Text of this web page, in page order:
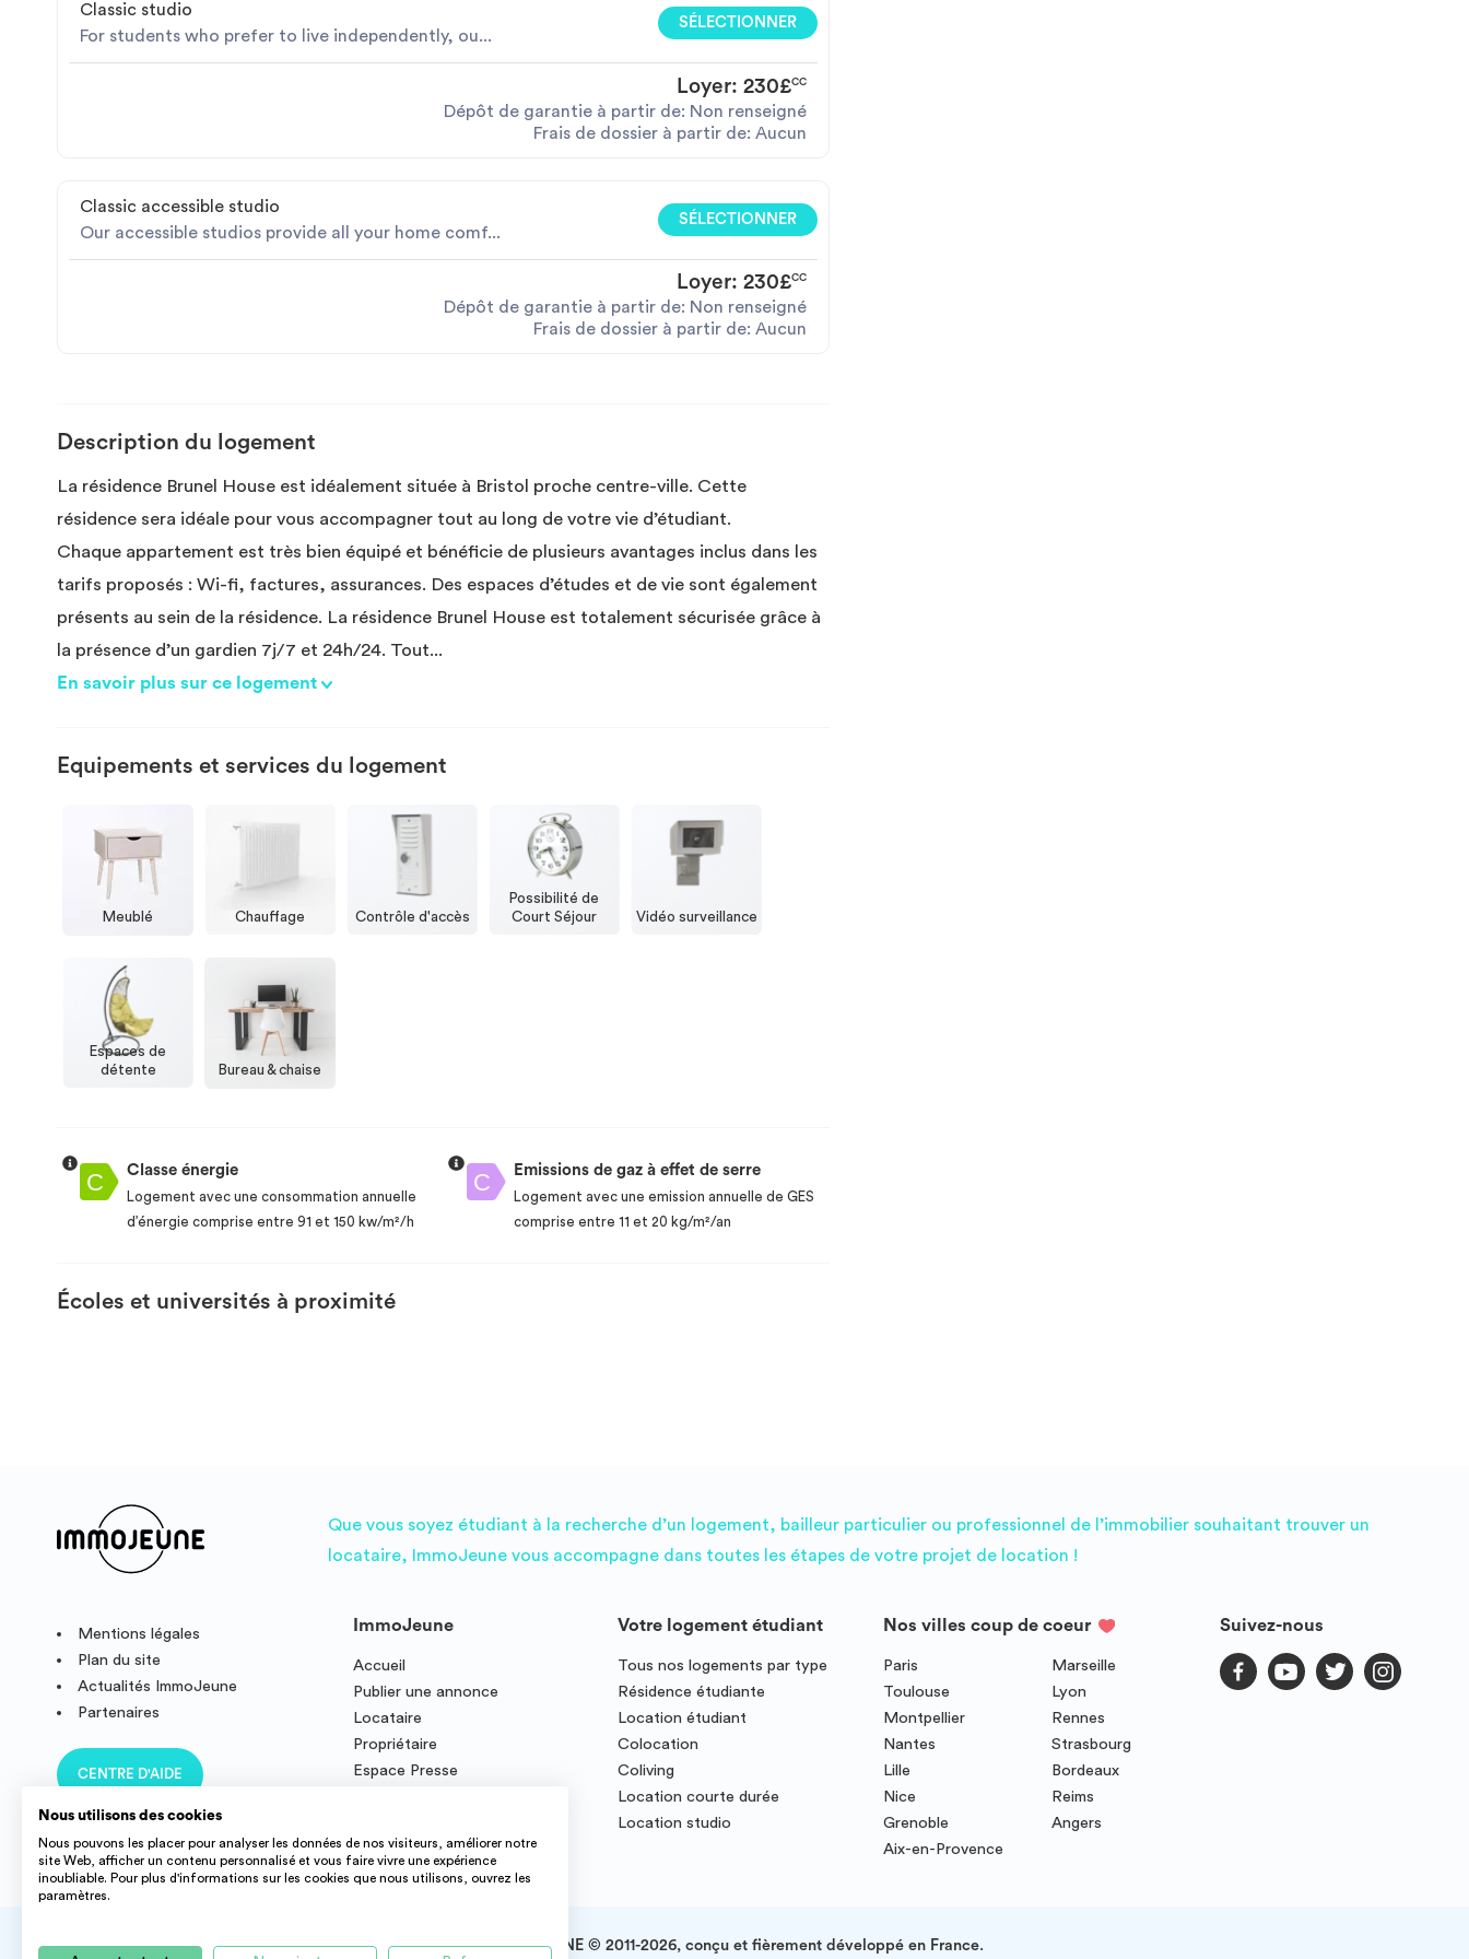
Classic studio
For students who prefer to live independently, ou...
SÉLECTIONNER
Loyer: 230£CC
Dépôt de garantie à partir de: Non renseigné
Frais de dossier à partir de: Aucun
Classic accessible studio
Our accessible studios provide all your home comf...
SÉLECTIONNER
Loyer: 230£CC
Dépôt de garantie à partir de: Non renseigné
Frais de dossier à partir de: Aucun
Description du logement
La résidence Brunel House est idéalement située à Bristol proche centre-ville. Cette
résidence sera idéale pour vous accompagner tout au long de votre vie d’étudiant.
Chaque appartement est très bien équipé et bénéficie de plusieurs avantages inclus dans les
tarifs proposés : Wi-fi, factures, assurances. Des espaces d’études et de vie sont également
présents au sein de la résidence. La résidence Brunel House est totalement sécurisée grâce à
la présence d’un gardien 7j/7 et 24h/24. Tout...
En savoir plus sur ce logement
Equipements et services du logement
Meublé Chauffage Contrôle d'accès
Possibilité de
Court Séjour
Vidéo surveillance
Espaces de
détente
Bureau & chaise
Classe énergie
Logement avec une consommation annuelle
d’énergie comprise entre 91 et 150 kw/m²/h
Emissions de gaz à effet de serre
Logement avec une emission annuelle de GES
comprise entre 11 et 20 kg/m²/an
Écoles et universités à proximité
Que vous soyez étudiant à la recherche d’un logement, bailleur particulier ou professionnel de l’immobilier souhaitant trouver un
locataire, ImmoJeune vous accompagne dans toutes les étapes de votre projet de location !
Mentions légales
Plan du site
Actualités ImmoJeune
Partenaires
CENTRE D'AIDE
ImmoJeune
Accueil
Publier une annonce
Locataire
Propriétaire
Espace Presse
Votre logement étudiant
Tous nos logements par type
Résidence étudiante
Location étudiant
Colocation
Coliving
Location courte durée
Location studio
Nos villes coup de coeur
Paris
Marseille
Toulouse
Lyon
Montpellier
Rennes
Nantes
Strasbourg
Lille
Bordeaux
Nice
Reims
Grenoble
Angers
Aix-en-Provence
Suivez-nous
IMMOJEUNE © 2011-2026, conçu et fièrement développé en France.
Nous utilisons des cookies
Nous pouvons les placer pour analyser les données de nos visiteurs, améliorer notre
site Web, afficher un contenu personnalisé et vous faire vivre une expérience
inoubliable. Pour plus d'informations sur les cookies que nous utilisons, ouvrez les
paramètres.